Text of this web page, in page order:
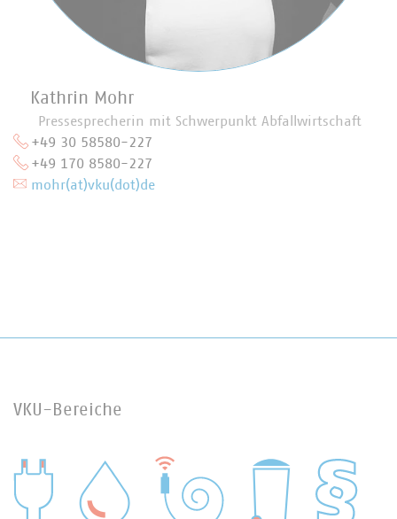
Kathrin Mohr
Pressesprecherin mit Schwerpunkt Abfallwirtschaft
+49 30 58580-227
+49 170 8580-227
mohr(at)vku(dot)de
VKU-Bereiche